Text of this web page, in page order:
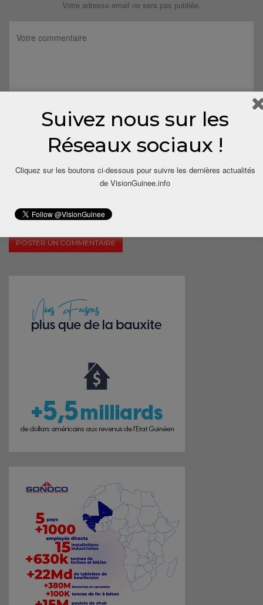
Votre adresse email ne sera pas publiée.
time I comment.
Suivez nous sur les
Réseaux sociaux !
Cliquez sur les boutons ci-dessous pour suivre les dernières actualités
de VisionGuinee.info